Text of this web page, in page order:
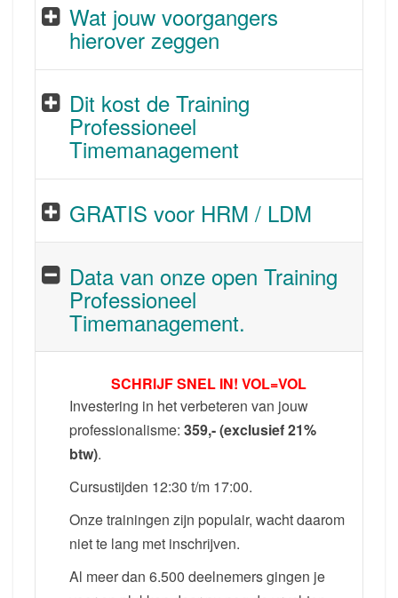
Wat jouw voorgangers
hierover zeggen
Dit kost de Training
Professioneel
Timemanagement
GRATIS voor HRM / LDM
Data van onze open Training
Professioneel
Timemanagement.
SCHRIJF SNEL IN! VOL=VOL
Investering in het verbeteren van jouw
professionalisme:359,- (exclusief 21%
btw).
Cursustijden 12:30 t/m 17:00.
Onze trainingen zijn populair, wacht daarom
niet te lang met inschrijven.
Al meer dan 6.500 deelnemers gingen je